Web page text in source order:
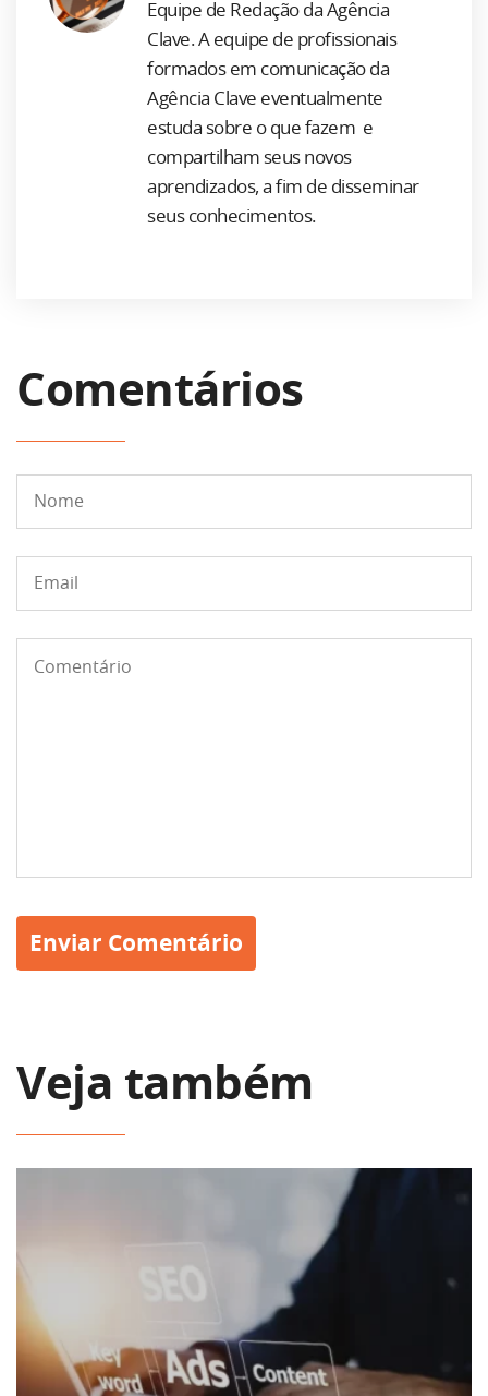
Equipe de Redação da Agência
Clave. A equipe de profissionais
formados em comunicação da
Agência Clave eventualmente
estuda sobre o que fazem e
compartilham seus novos
aprendizados, a fim de disseminar
seus conhecimentos.
Comentários
Veja também